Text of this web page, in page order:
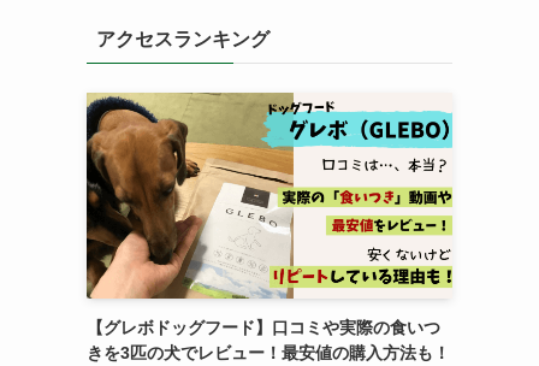
アクセスランキング
【グレボドッグフード】口コミや実際の食いつ
きを3匹の犬でレビュー！最安値の購入方法も！